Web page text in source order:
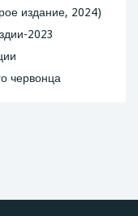
издание, 2024)
2023
червонца